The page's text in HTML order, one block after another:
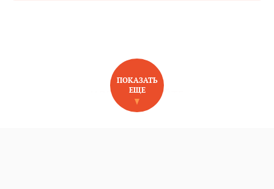
НОВОЕ НА САЙТЕ
ПОКАЗАТЬ
ЕЩЕ